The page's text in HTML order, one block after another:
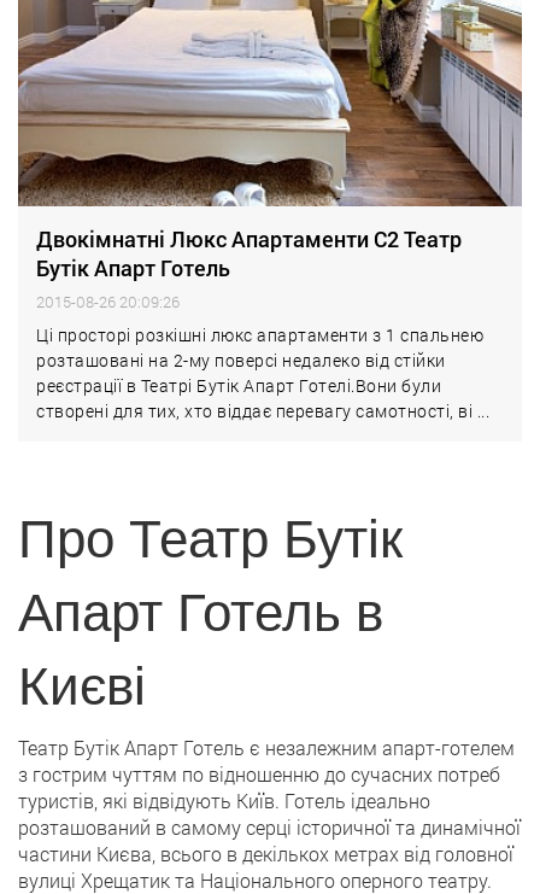
Двокімнатні Люкс Апартаменти C2 Театр
Бутік Апарт Готель
2015-08-26 20:09:26
Ці просторі розкішні люкс апартаменти з 1 спальнею
розташовані на 2-му поверсі недалеко від стійки
реєстрації в Театрі Бутік Апарт Готелі.Вони були
створені для тих, хто віддає перевагу самотності, ві ...
Про Театр Бутік
Апарт Готель в
Києві
Театр Бутік Апарт Готель є незалежним апарт-готелем
з гострим чуттям по відношенню до сучасних потреб
туристів, які відвідують Київ. Готель ідеально
розташований в самому серці історичної та динамічної
частини Києва, всього в декількох метрах від головної
вулиці Хрещатик та Національного оперного театру.